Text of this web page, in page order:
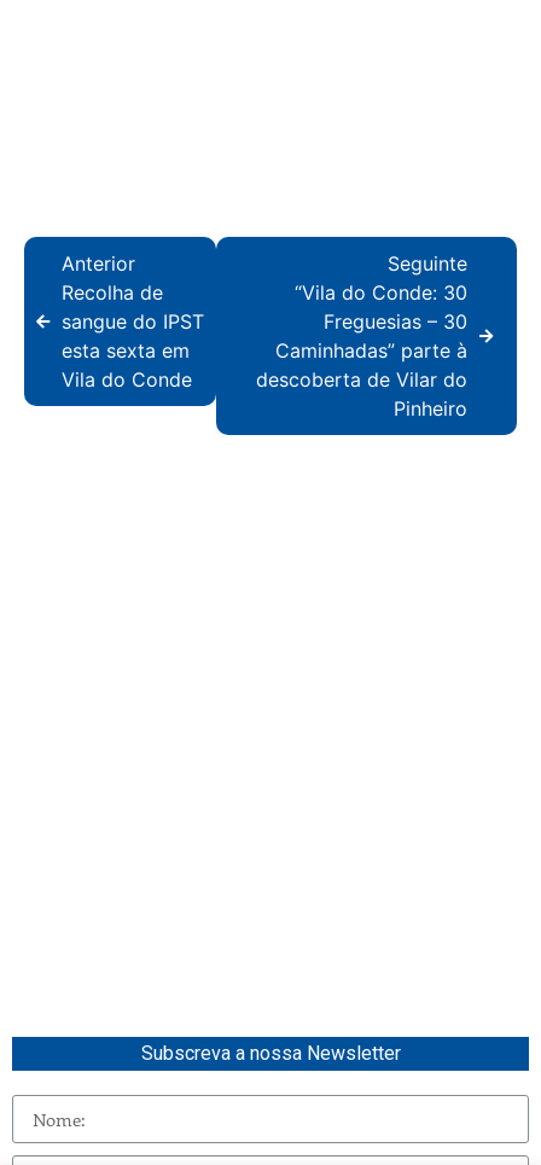
Anterior
Recolha de
sangue do IPST
esta sexta em
Vila do Conde
Seguinte
“Vila do Conde: 30
Freguesias – 30
Caminhadas” parte à
descoberta de Vilar do
Pinheiro
Subscreva a nossa Newsletter